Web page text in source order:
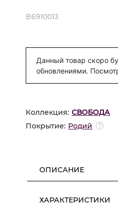
B6910013
Данный товар скоро
обновлениями.
Коллекция: СВОБОДА
Покрытие: Родий
ОПИСАНИЕ
ХАРАКТЕРИСТИКИ